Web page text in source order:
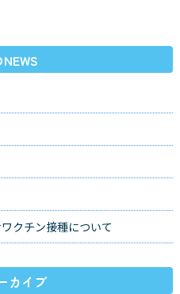
クチン接種について
カイブ